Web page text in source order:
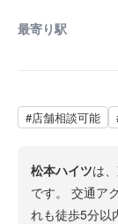
最寄り駅
#店舗相談可能
松本ハイツは
です。
れも徒歩5分以内の好立地です。 ビルはRC造（鉄筋コンクリート造）の地上4階・